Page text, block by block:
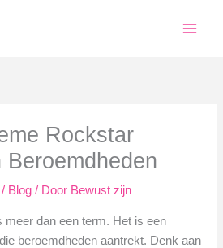
Rockstar
/ Blog / Door Bewust zijn
meer dan een term. Het is een
beroemdheden aantrekt. Denk aan